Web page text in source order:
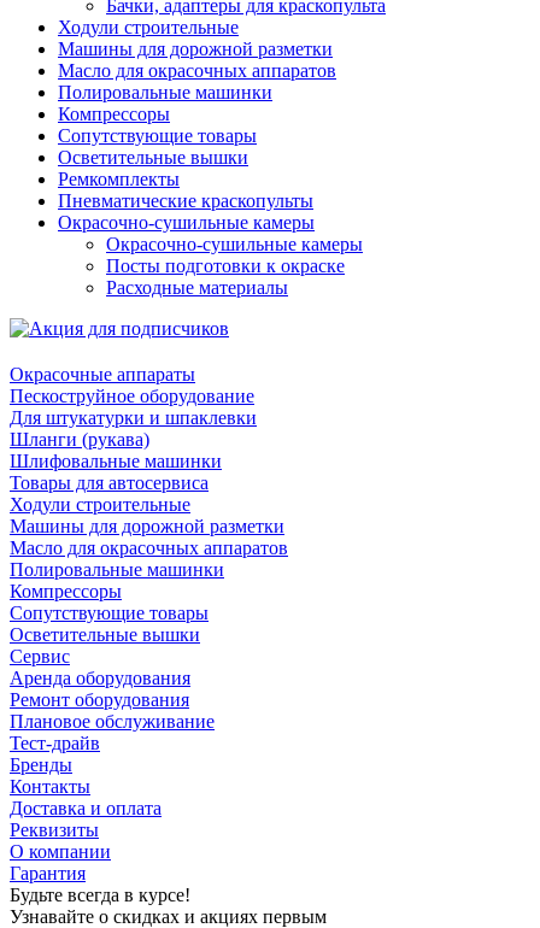
Бачки, адаптеры для краскопульта
Ходули строительные
Машины для дорожной разметки
Масло для окрасочных аппаратов
Полировальные машинки
Компрессоры
Сопутствующие товары
Осветительные вышки
Ремкомплекты
Пневматические краскопульты
Окрасочно-сушильные камеры
Окрасочно-сушильные камеры
Посты подготовки к окраске
Расходные материалы
Окрасочные аппараты
Пескоструйное оборудование
Для штукатурки и шпаклевки
Шланги (рукава)
Шлифовальные машинки
Товары для автосервиса
Ходули строительные
Машины для дорожной разметки
Масло для окрасочных аппаратов
Полировальные машинки
Компрессоры
Сопутствующие товары
Осветительные вышки
Сервис
Аренда оборудования
Ремонт оборудования
Плановое обслуживание
Тест-драйв
Бренды
Контакты
Доставка и оплата
Реквизиты
О компании
Гарантия
Будьте всегда в курсе!
Узнавайте о скидках и акциях первым